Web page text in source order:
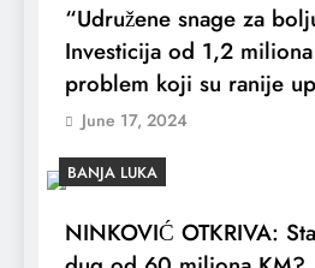
“Udružene snage za
Investicija od 1,2
problem koji su ranije
June 17, 2024
BANJA LUKA
NINKOVIĆ OTKRIVA: